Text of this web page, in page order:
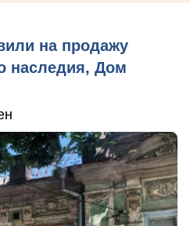
на продажу
наследия, Дом